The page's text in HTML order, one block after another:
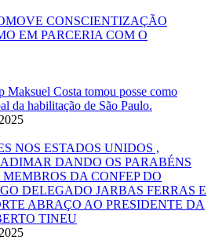
CONSCIENTIZAÇÃO
EM PARCERIA COM O
Maksuel Costa tomou posse como
da habilitação de São Paulo.
NOS ESTADOS UNIDOS ,
DANDO OS PARABÉNS
DA CONFEP DO
DELEGADO JARBAS FERRAS E
ABRAÇO AO PRESIDENTE DA
TINEU